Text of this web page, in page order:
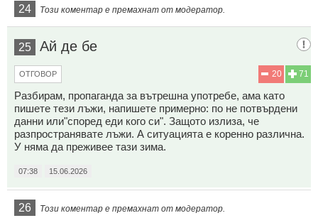
24 Този коментар е премахнат от модератор.
25 Ай де бе
71
20
ОТГОВОР
Разбирам, пропаганда за вътрешна употребе, ама като
пишете тези лъжи, напишете примерно: по не потвърдени
данни или"според еди кого си". Защото излиза, че
разпространявате лъжи. А ситуацията е коренно различна.
У няма да преживее тази зима.
07:38 15.06.2026
26 Този коментар е премахнат от модератор.